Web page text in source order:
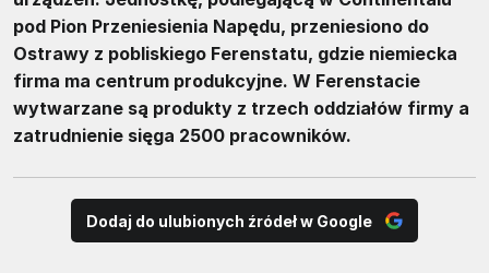
pod Pion Przeniesienia Napędu, przeniesiono do
Ostrawy z pobliskiego Ferenstatu, gdzie niemiecka
firma ma centrum produkcyjne. W Ferenstacie
wytwarzane są produkty z trzech oddziałów firmy a
zatrudnienie sięga 2500 pracowników.
Dodaj do ulubionych źródeł w Google